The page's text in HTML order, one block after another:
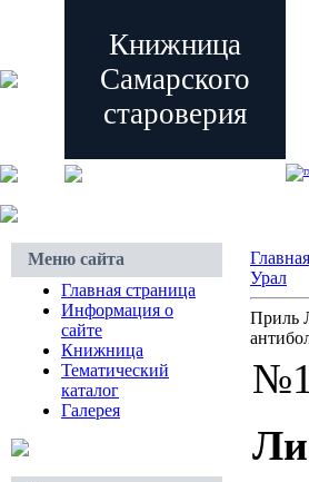
Книжница
Самарского
староверия
Меню сайта
Главная страница
Информация о
сайте
Книжница
Тематический
каталог
Галерея
Главная
Урал
Приль
№1